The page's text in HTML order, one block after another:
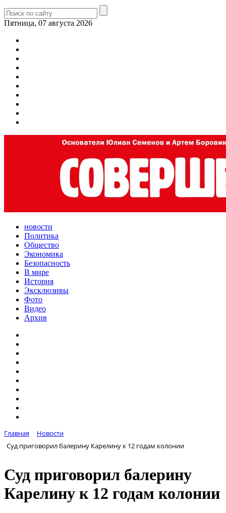
Пятница, 07 августа 2026
новости
Политика
Общество
Экономика
Безопасность
В мире
История
Эксклюзивы
Фото
Видео
Архив
Главная
Новости
Суд приговорил балерину Карелину к 12 годам колонии
Суд приговорил балерину
Карелину к 12 годам колонии